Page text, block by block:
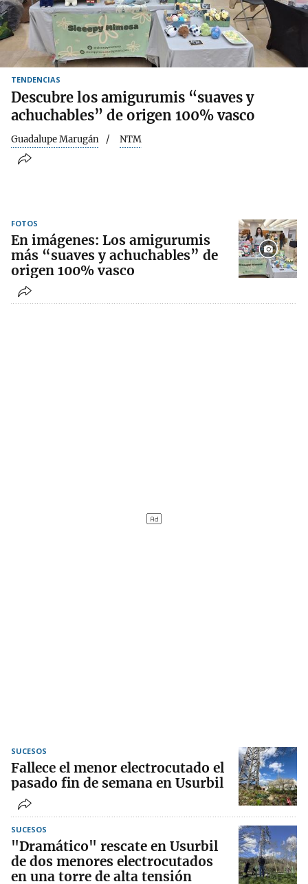
TENDENCIAS
Descubre los amigurumis “suaves y
achuchables” de origen 100% vasco
Guadalupe Marugán NTM
FOTOS
En imágenes: Los amigurumis
más “suaves y achuchables” de
origen 100% vasco
SUCESOS
Fallece el menor electrocutado el
pasado fin de semana en Usurbil
SUCESOS
"Dramático" rescate en Usurbil
de dos menores electrocutados
en una torre de alta tensión